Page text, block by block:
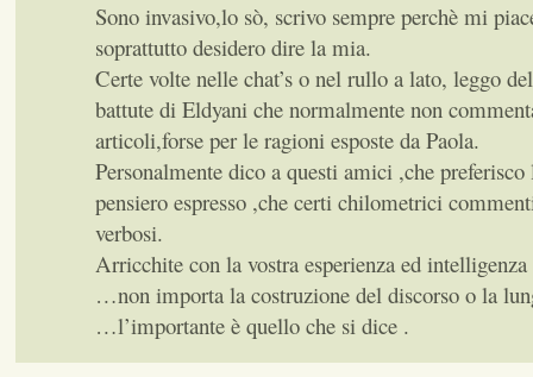
Sono invasivo,lo sò, scrivo sempre perchè mi
soprattutto desidero dire la mia.
Certe volte nelle chat’s o nel rullo a lato, leggo
battute di Eldyani che normalmente non
articoli,forse per le ragioni esposte da Paola.
Personalmente dico a questi amici ,che
pensiero espresso ,che certi chilometrici
verbosi.
Arricchite con la vostra esperienza ed
…non importa la costruzione del discorso o la
…l’importante è quello che si dice .